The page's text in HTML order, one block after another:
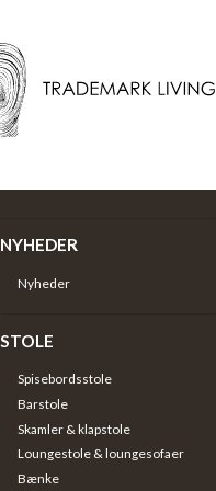
NYHEDER
Nyheder
STOLE
Spisebordsstole
Barstole
Skamler & klapstole
Loungestole & loungesofaer
Bænke